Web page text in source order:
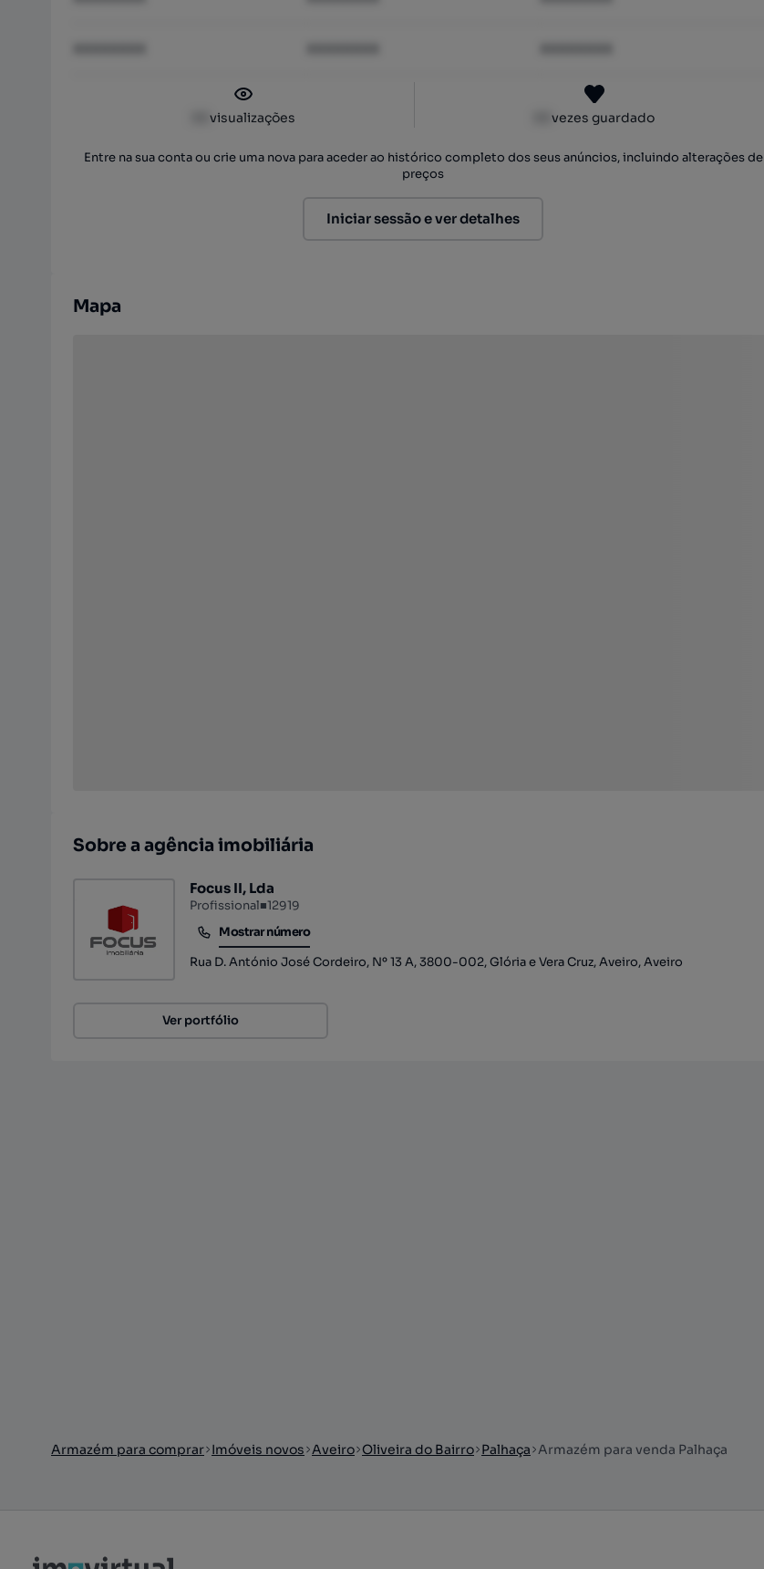
visualizações vezes guardado
Entre na sua conta ou crie uma nova para aceder ao histórico completo dos seus anúncios, incluindo alterações de
preços
Iniciar sessão e ver detalhes
Mapa
Sobre a agência imobiliária
Focus II, Lda
Profissional■12919
Mostrar número
Mostrar número
Rua D. António José Cordeiro, Nº 13 A, 3800-002, Glória e Vera Cruz, Aveiro, Aveiro
Ver portfólio
Armazém para comprar Imóveis novos Aveiro Oliveira do Bairro Palhaça Armazém para venda Palhaça